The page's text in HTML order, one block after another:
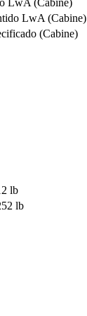
LwA (Cabine)
(Cabine)
lb
lb